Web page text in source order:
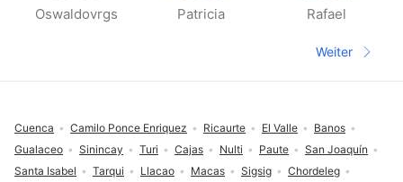
Oswaldovrgs Patricia Rafael
Nächste
Weiter
Cuenca Camilo Ponce Enriquez Ricaurte El Valle
Banos
Gualaceo
Sinincay Turi Cajas Nulti Paute
San Joaquín
Santa Isabel
Tarqui Llacao Macas Sigsig
Chordeleg